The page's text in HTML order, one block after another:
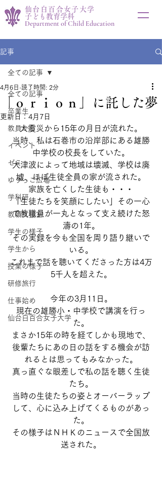
仙台白百合女子大学
子ども教育学科
Department of Child Education
記事
全ての記事
卒業生
教員から
イベント
ゼミ
ゆりっこ広場
学科研
教職支援室
学生の様子
学生から
授業の様子
研修旅行
仕事始め
仙台白百合女子大学
全ての記事
「ｏｒｉｏｎ」に託した夢
4月6日 読了時間: 2分
更新日： 4月7日
大震災から15年の月日が流れた。
当時、私は石巻市の沿岸部にある雄勝
中学校の校長をしていた。
大津波によって地域は壊滅、学校は廃
墟、ほぼ生徒全員の家が流された。
家族を亡くした生徒も・・・
「生徒たちを笑顔にしたい」その一心
で教職員が一丸となって支え続けた怒
濤の1年。
その実録を今も全国を周り語り継いで
いる。
これまで話を聴いてくださった方は4万
5千人を超えた。
今年の3月11日。
現在の雄勝小・中学校で講演を行っ
た。
まさか15年の時を経てしかも現地で、
後輩たちにあの日の話をする機会が訪
れるとは思ってもみなかった。
真っ直ぐな眼差しで私の話を聴く生徒
たち。
当時の生徒たちの姿とオーバーラップ
して、心に込み上げてくるものがあっ
た。
その様子はＮＨＫのニュースで全国放
送された。